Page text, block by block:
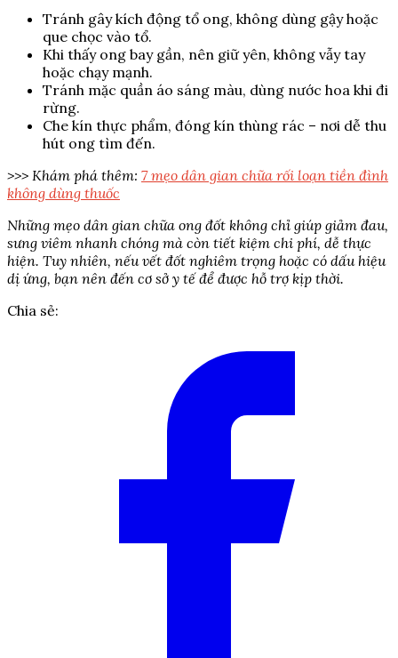
Tránh gây kích động tổ ong, không dùng gậy hoặc
que chọc vào tổ.
Khi thấy ong bay gần, nên giữ yên, không vẫy tay
hoặc chạy mạnh.
Tránh mặc quần áo sáng màu, dùng nước hoa khi đi
rừng.
Che kín thực phẩm, đóng kín thùng rác – nơi dễ thu
hút ong tìm đến.
>>> Khám phá thêm: 7 mẹo dân gian chữa rối loạn tiền đình
không dùng thuốc
Những mẹo dân gian chữa ong đốt không chỉ giúp giảm đau,
sưng viêm nhanh chóng mà còn tiết kiệm chi phí, dễ thực
hiện. Tuy nhiên, nếu vết đốt nghiêm trọng hoặc có dấu hiệu
dị ứng, bạn nên đến cơ sở y tế để được hỗ trợ kịp thời.
Chia sẻ: